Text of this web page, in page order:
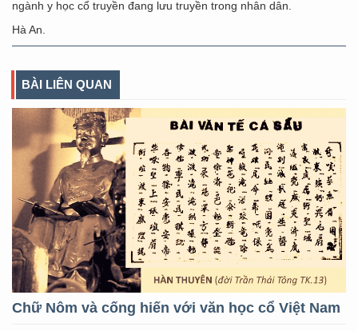
ngành y học cổ truyền đang lưu truyền trong nhân dân.
Hà An.
BÀI LIÊN QUAN
Chữ Nôm và cống hiến với văn học cổ Việt Nam